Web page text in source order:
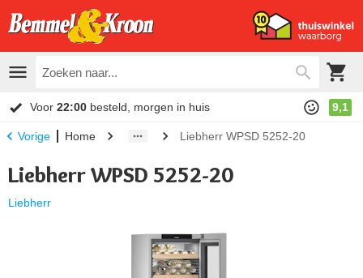
Voor 22:00 besteld, morgen in huis 9,1
Vorige Home Liebherr WPSD 5252-20
Liebherr WPSD 5252-20
Liebherr